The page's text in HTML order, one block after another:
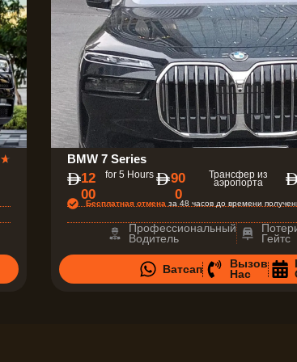
★
н
BMW 7 Series
12
00
for 5 Hours
90
0
Трансфер из
аэропорта
Бесплатная отмена за 48 часов до времени
Профессиональный
Водитель
Гейтс
Ватсап
Вызов
Нас